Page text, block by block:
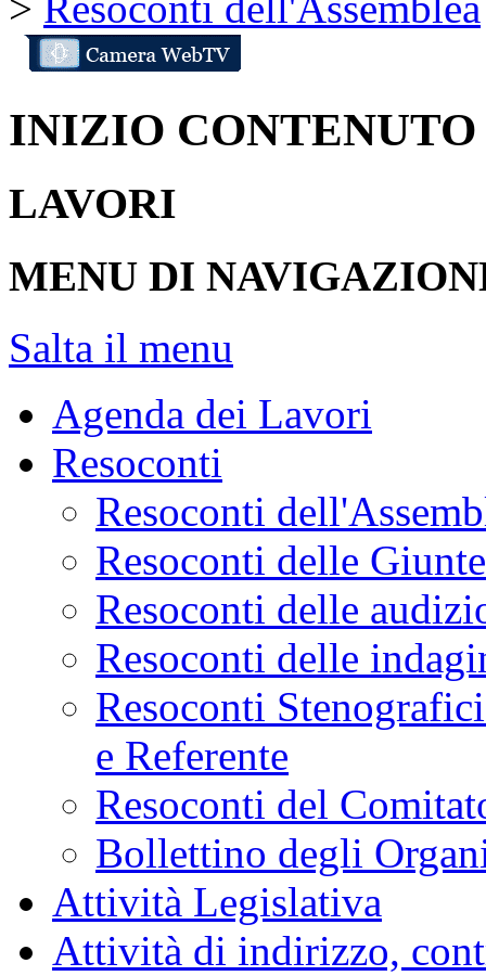
INIZIO CONTENUTO
LAVORI
MENU DI
Salta il menu
Agenda dei Lavori
Resoconti
Resoconti
Resoconti delle
Resoconti delle
Resoconti delle
Resoconti
e Referente
Resoconti del
Bollettino degli
Attività Legislativa
Attività di indirizzo,